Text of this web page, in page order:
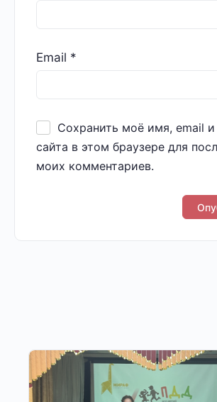
Email *
Сохранить моё имя, email и
сайта в этом браузере для
моих комментариев.
Другие